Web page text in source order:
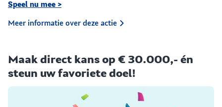
Speel nu mee >
Meer informatie over deze actie
Maak direct kans op € 30.000,- én
steun uw favoriete doel!